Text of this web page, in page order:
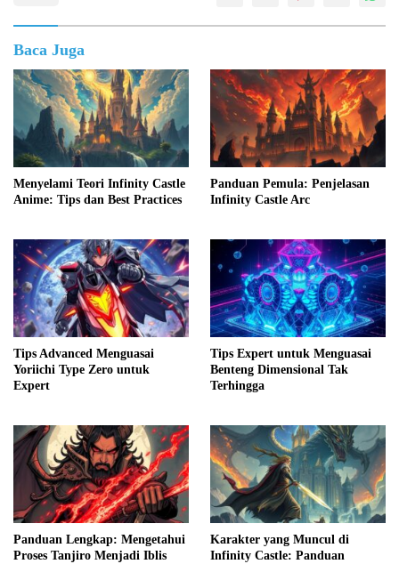
Baca Juga
Menyelami Teori Infinity Castle
Anime: Tips dan Best Practices
Panduan Pemula: Penjelasan
Infinity Castle Arc
Tips Advanced Menguasai
Yoriichi Type Zero untuk
Expert
Tips Expert untuk Menguasai
Benteng Dimensional Tak
Terhingga
Panduan Lengkap: Mengetahui
Proses Tanjiro Menjadi Iblis
Karakter yang Muncul di
Infinity Castle: Panduan